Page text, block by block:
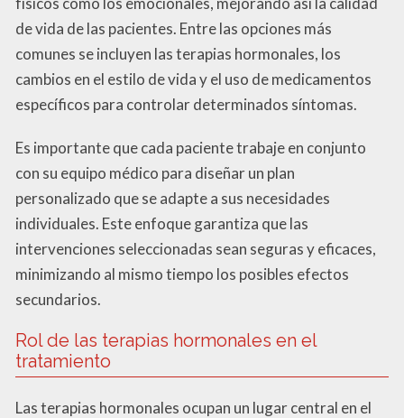
de vida de las pacientes. Entre las opciones más
comunes se incluyen las terapias hormonales, los
cambios en el estilo de vida y el uso de medicamentos
específicos para controlar determinados síntomas.
Es importante que cada paciente trabaje en conjunto
con su equipo médico para diseñar un plan
personalizado que se adapte a sus necesidades
individuales. Este enfoque garantiza que las
intervenciones seleccionadas sean seguras y eficaces,
minimizando al mismo tiempo los posibles efectos
secundarios.
Rol de las terapias hormonales en el
tratamiento
Las terapias hormonales ocupan un lugar central en el